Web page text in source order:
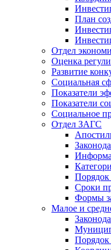
План
Отдел
Оценка
Развитие
Социальная
Показатели
Показатели
Социальное
Отдел ЗАГС
Порядок
Сроки
Формы
Малое и
Порядок